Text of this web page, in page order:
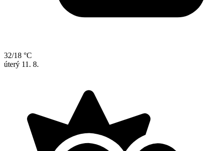
32/18 °C
úterý 11. 8.